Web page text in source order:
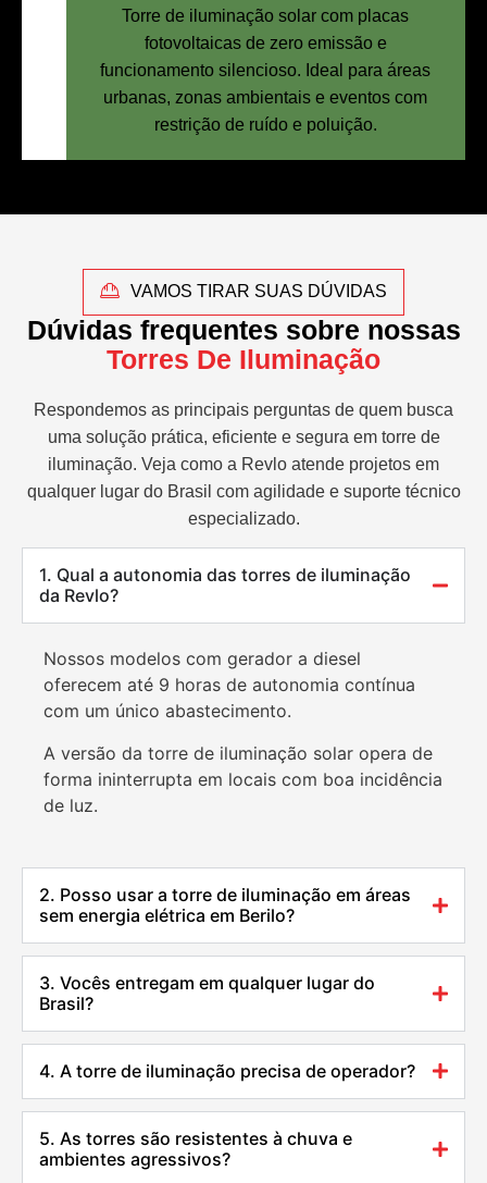
Torre de iluminação solar com placas
fotovoltaicas de zero emissão e
funcionamento silencioso. Ideal para áreas
urbanas, zonas ambientais e eventos com
restrição de ruído e poluição.
VAMOS TIRAR SUAS DÚVIDAS
Dúvidas frequentes sobre nossas
Torres De Iluminação
Respondemos as principais perguntas de quem busca
uma solução prática, eficiente e segura em torre de
iluminação. Veja como a Revlo atende projetos em
qualquer lugar do Brasil com agilidade e suporte técnico
especializado.
1. Qual a autonomia das torres de iluminação
da Revlo?
Nossos modelos com gerador a diesel
oferecem até 9 horas de autonomia contínua
com um único abastecimento.
A versão da torre de iluminação solar opera de
forma ininterrupta em locais com boa incidência
de luz.
2. Posso usar a torre de iluminação em áreas
sem energia elétrica em Berilo?
3. Vocês entregam em qualquer lugar do
Brasil?
4. A torre de iluminação precisa de operador?
5. As torres são resistentes à chuva e
ambientes agressivos?